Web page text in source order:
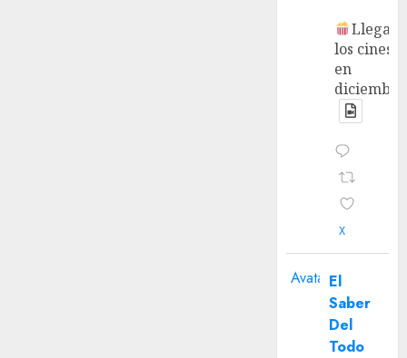
Llega a
los cines
en
X
Avatar El
Saber
Del
Todo